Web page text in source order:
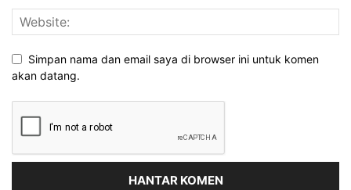
Simpan nama dan email saya di browser ini untuk komen
akan datang.